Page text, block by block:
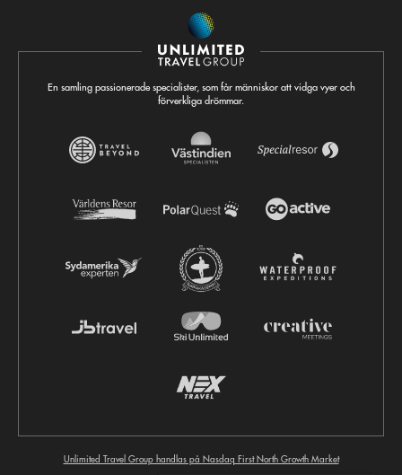
En samling passionerade specialister, som får människor att vidga vyer och
förverkliga drömmar.
Unlimited Travel Group handlas på Nasdaq First North Growth Market